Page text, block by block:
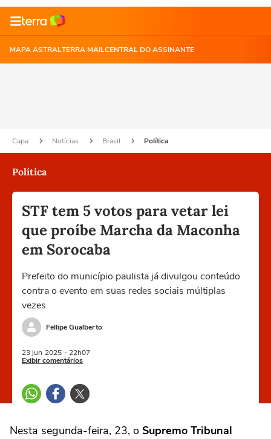
MAPA ASTRALTERRA MAILCENTRAL DO ASSINANTE
Capa Notícias Brasil Política
Política
STF tem 5 votos para vetar lei
que proíbe Marcha da Maconha
em Sorocaba
Prefeito do município paulista já divulgou conteúdo
contra o evento em suas redes sociais múltiplas
vezes
Fellipe Gualberto
23 jun 2025 - 22h07
Exibir comentários
Nesta segunda-feira, 23, o Supremo Tribunal